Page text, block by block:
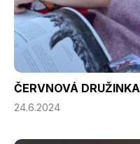
ČERVNOVÁ DRUŽINKA
24.6.2024